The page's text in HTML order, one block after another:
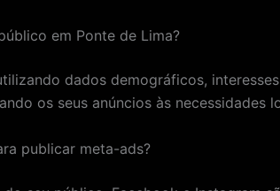
em Ponte de Lima?
dados demográficos,
os seus anúncios às necessidades
publicar meta-ads?